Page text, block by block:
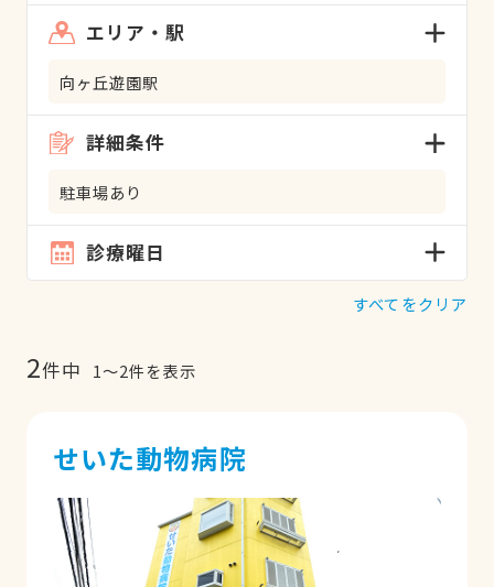
エリア・駅
向ヶ丘遊園駅
詳細条件
駐車場あり
診療曜日
すべてをクリア
2件中 1〜2件を表示
せいた動物病院